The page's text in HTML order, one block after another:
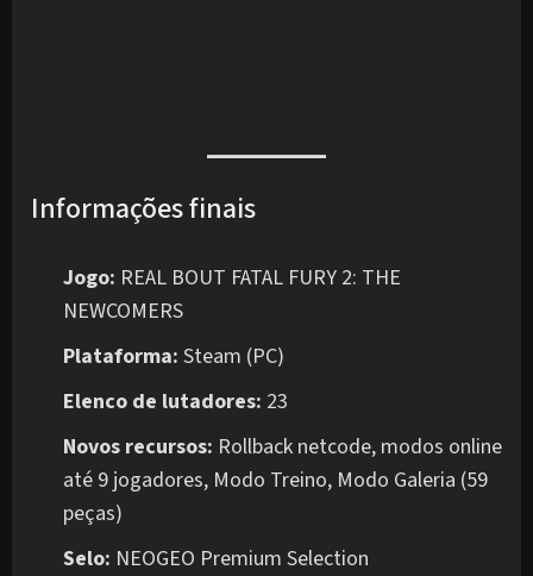
Informações finais
Jogo: REAL BOUT FATAL FURY 2: THE
NEWCOMERS
Plataforma: Steam (PC)
Elenco de lutadores: 23
Novos recursos: Rollback netcode, modos online
até 9 jogadores, Modo Treino, Modo Galeria (59
peças)
Selo: NEOGEO Premium Selection